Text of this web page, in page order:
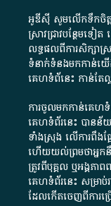
អូឌីស៊ី សូមលើកទឹកចិត្តឱ្
ស្រាវជ្រាវបន្ថែមទៀ
លទ្ធផលពីការសិក្សាស្
ទំនាក់ទំនងមកកាន់យើ
គេហទំព័នេះ កាន់តែ
ការចូលមកកាន់គេហទំ
គេហទំព័រនេះ បានន័
ទាំងស្រុង លើការពឹង
ហើយយល់ព្រមថាអ្នកនឹ
ត្រូវពីបុគ្គល ឬអង្គភា
គេហទំព័រនេះ សម្រាប់
ដែលកើតចេញពីការប្